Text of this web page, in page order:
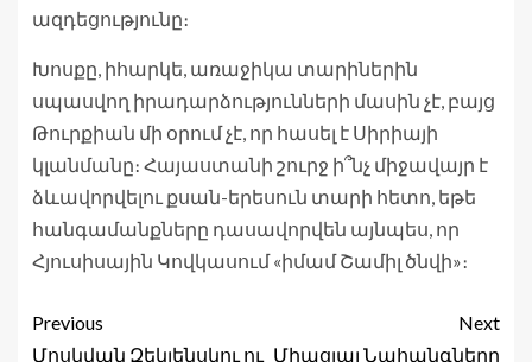
ազդեցությունը։
Խոսքը, իհարկե, առաջիկա տարիներին
սպասվող իրադարձությունների մասին չէ, բայց
Թուրքիան մի օրում չէ, որ հասել է Սիրիայի
կլանմանը։ Հայաստանի շուրջ ի՞նչ միջավայր է
ձևավորվելու քսան-երեսուն տարի հետո, եթե
հանգամանքները դասավորվեն այնպես, որ
Հյուսիսային Կովկասում «իմամ Շամիլ ծնվի»։
Previous
Մոսկվան Զեկլենսկու ու
Next
Միացյալ Նահանգները